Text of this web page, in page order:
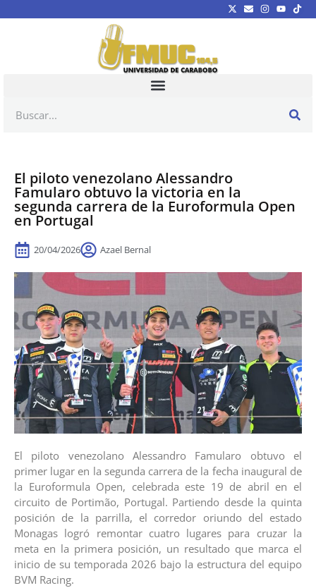
El piloto venezolano Alessandro
Famularo obtuvo la victoria en la
segunda carrera de la Euroformula Open
en Portugal
20/04/2026 Azael Bernal
El piloto venezolano Alessandro Famularo obtuvo el
primer lugar en la segunda carrera de la fecha inaugural de
la Euroformula Open, celebrada este 19 de abril en el
circuito de Portimão, Portugal. Partiendo desde la quinta
posición de la parrilla, el corredor oriundo del estado
Monagas logró remontar cuatro lugares para cruzar la
meta en la primera posición, un resultado que marca el
inicio de su temporada 2026 bajo la estructura del equipo
BVM Racing.